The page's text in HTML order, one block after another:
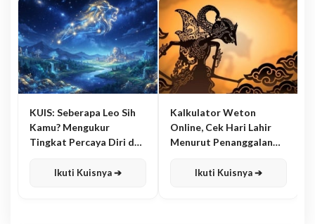
KUIS: Seberapa Leo Sih
Kamu? Mengukur
Tingkat Percaya Diri dan
Ikuti Kuisnya ➔
Kalkulator Weton
Online, Cek Hari Lahir
Menurut Penanggalan
Ikuti Kuisnya ➔